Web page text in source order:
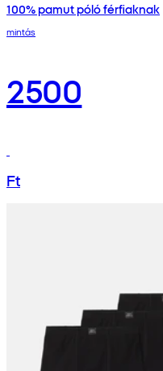
100% pamut póló férfiaknak
mintás
2500
Ft